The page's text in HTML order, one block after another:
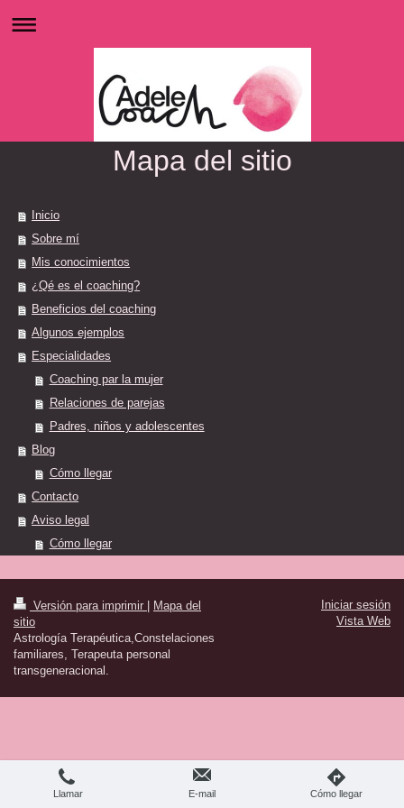
Mapa del sitio
Inicio
Sobre mí
Mis conocimientos
¿Qé es el coaching?
Beneficios del coaching
Algunos ejemplos
Especialidades
Coaching par la mujer
Relaciones de parejas
Padres, niños y adolescentes
Blog
Cómo llegar
Contacto
Aviso legal
Cómo llegar
Versión para imprimir
Mapa del
sitio
Astrología Terapéutica,Constelaciones
familiares, Terapeuta personal
transgeneracional.
Iniciar sesión
Vista Web
Llamar E-mail Cómo llegar